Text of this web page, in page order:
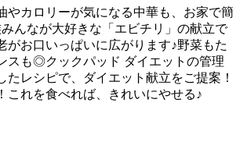
やカロリーが気になる中華も、お家で簡
んなが大好きな「エビチリ」の献立で
がお口いっぱいに広がります♪野菜もた
スも◎クックパッド ダイエットの管理
たレシピで、ダイエット献立をご提案！
これを食べれば、きれいにやせる♪